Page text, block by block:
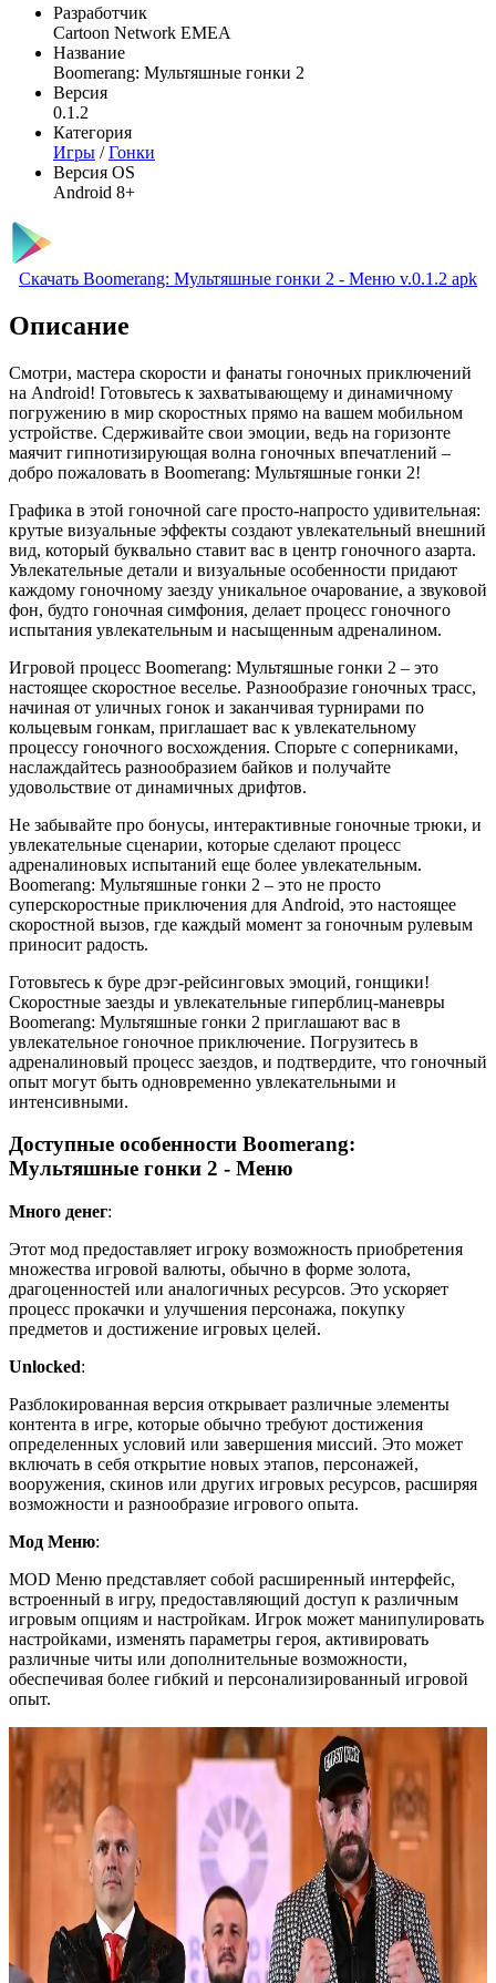
Разработчик
Cartoon Network EMEA
Название
Boomerang: Мультяшные гонки 2
Версия
0.1.2
Категория
Игры /Гонки
Версия OS
Android 8+
Скачать Boomerang: Мультяшные гонки 2 - Меню v.0.1.2 apk
Описание
Смотри, мастера скорости и фанаты гоночных приключений
на Android! Готовьтесь к захватывающему и динамичному
погружению в мир скоростных прямо на вашем мобильном
устройстве. Сдерживайте свои эмоции, ведь на горизонте
маячит гипнотизирующая волна гоночных впечатлений –
добро пожаловать в Boomerang: Мультяшные гонки 2!
Графика в этой гоночной саге просто-напросто удивительная:
крутые визуальные эффекты создают увлекательный внешний
вид, который буквально ставит вас в центр гоночного азарта.
Увлекательные детали и визуальные особенности придают
каждому гоночному заезду уникальное очарование, а звуковой
фон, будто гоночная симфония, делает процесс гоночного
испытания увлекательным и насыщенным адреналином.
Игровой процесс Boomerang: Мультяшные гонки 2 – это
настоящее скоростное веселье. Разнообразие гоночных трасс,
начиная от уличных гонок и заканчивая турнирами по
кольцевым гонкам, приглашает вас к увлекательному
процессу гоночного восхождения. Спорьте с соперниками,
наслаждайтесь разнообразием байков и получайте
удовольствие от динамичных дрифтов.
Не забывайте про бонусы, интерактивные гоночные трюки, и
увлекательные сценарии, которые сделают процесс
адреналиновых испытаний еще более увлекательным.
Boomerang: Мультяшные гонки 2 – это не просто
суперскоростные приключения для Android, это настоящее
скоростной вызов, где каждый момент за гоночным рулевым
приносит радость.
Готовьтесь к буре дрэг-рейсинговых эмоций, гонщики!
Скоростные заезды и увлекательные гиперблиц-маневры
Boomerang: Мультяшные гонки 2 приглашают вас в
увлекательное гоночное приключение. Погрузитесь в
адреналиновый процесс заездов, и подтвердите, что гоночный
опыт могут быть одновременно увлекательными и
интенсивными.
Доступные особенности Boomerang:
Мультяшные гонки 2 - Меню
Много денег:
Этот мод предоставляет игроку возможность приобретения
множества игровой валюты, обычно в форме золота,
драгоценностей или аналогичных ресурсов. Это ускоряет
процесс прокачки и улучшения персонажа, покупку
предметов и достижение игровых целей.
Unlocked:
Разблокированная версия открывает различные элементы
контента в игре, которые обычно требуют достижения
определенных условий или завершения миссий. Это может
включать в себя открытие новых этапов, персонажей,
вооружения, скинов или других игровых ресурсов, расширяя
возможности и разнообразие игрового опыта.
Мод Меню:
MOD Меню представляет собой расширенный интерфейс,
встроенный в игру, предоставляющий доступ к различным
игровым опциям и настройкам. Игрок может манипулировать
настройками, изменять параметры героя, активировать
различные читы или дополнительные возможности,
обеспечивая более гибкий и персонализированный игровой
опыт.